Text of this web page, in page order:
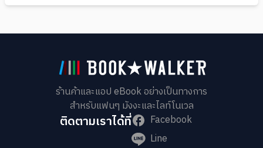
ร้านค้าและแอป eBook อย่างเป็นทางการ
สำหรับแฟนๆ มังงะและไลท์โนเวล
ติดตามเราได้ที่
Facebook
Line